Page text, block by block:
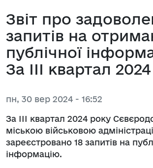
Звіт про
запитів на
публічної
За ІІІ квартал
пн, 30 вер 2024 - 16:52
За ІІІ квартал 2024 року
міською військовою
зареєстровано 18 запитів на
інформацію.